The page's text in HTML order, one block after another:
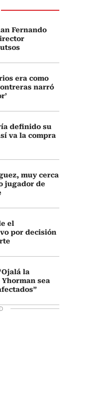
Fernando
era como
narró
definido su
va la compra
muy cerca
jugador de
el
por decisión
la
sea